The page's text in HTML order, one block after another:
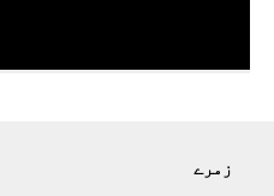
زمرے